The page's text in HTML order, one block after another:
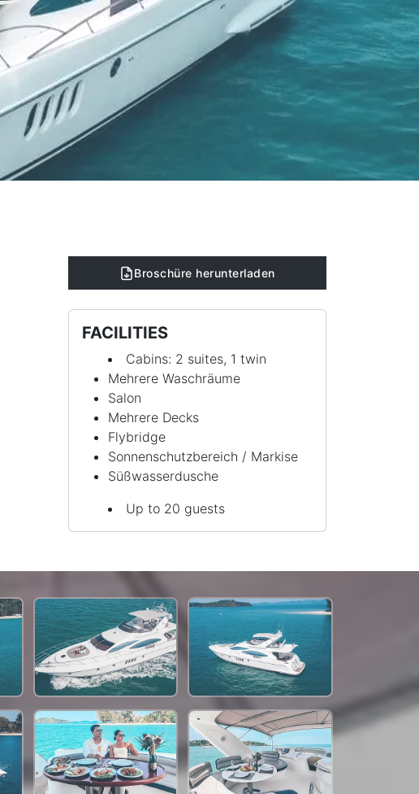
Broschüre herunterladen
FACILITIES
Cabins: 2 suites, 1 twin
Mehrere Waschräume
Salon
Mehrere Decks
Flybridge
Sonnenschutzbereich / Markise
Süßwasserdusche
Up to 20 guests